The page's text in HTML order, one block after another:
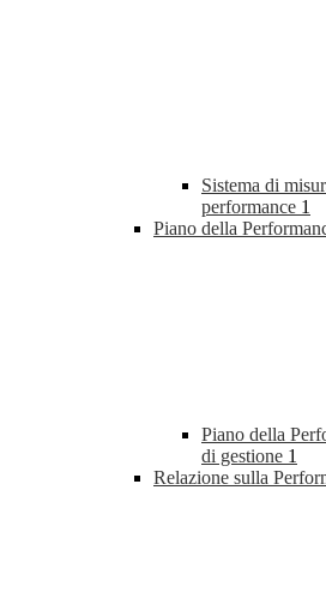
Sistema di
performance 1
Piano della
Piano della
di gestione 1
Relazione sulla